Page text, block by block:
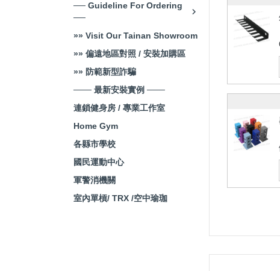
── Guideline For Ordering
──
»» Visit Our Tainan Showroom
»» 偏遠地區對照 / 安裝加購區
»» 防範新型詐騙
─── 最新安裝實例 ───
連鎖健身房 / 專業工作室
Home Gym
各縣市學校
國民運動中心
軍警消機關
室內單槓/ TRX /空中瑜珈